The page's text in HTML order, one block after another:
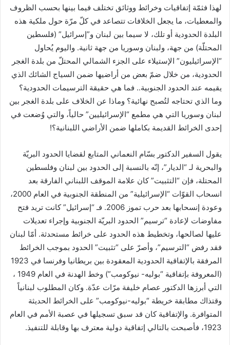
د
ا
ر
ن
ي
ا
لهذا فثمّة إتفاقيات وخرائط ووثائق تختلف فيما بينها بحسب الظروف
والمعطيات، ما يجعل الخلافات تتصاعد في كلّ مرّة حول ملكية هذه
البلدة الحدودية أو تلك، لا سيما بين لبنان و”إسرائيل” (فلسطين
المحتلّة) من جهة، ولبنان وسوريا من جهة ثانية. واليوم يُحاول
“الإسرائيليون” الإستيلاء على الجزء الشمالي المحتلّ من بلدة الغجر
الحدودية، من خلال ضمّ بعض من أراضيها ضمن السياج الشائك الذي
يقيمه عند الحدود الجنوبية.. فما هي حقيقة الترسيمات الحدودية؟
وما الذي تحتاجه لتُصبح نهائية؟ وماذا عن الخلاف على بلدة الغجر بين
لبنان وسوريا التي هي مطمع “الإسرائيليين” حالياً، والتي وُضعت في
إحدى الخرائط القديمة بكاملها ضمن الأراضي اللبنانية؟!
يقول السفير الدكتور بسّام النعماني المتابع لقضايا الحدود البريّة
والبحرية لـ “الديار”، إنّه بالنسبة إلى الحدود بين لبنان وفلسطين
المحتلة، فإن “التثبيت” كان علامة الموقف اللبناني الفارقة بعد
انسحاب القوّات “الإسرائيلية” من المنطقة الجنوبية في العام 2000،
وعودة إنسحابها بعد حرب تموز 2006. فـ “إسرائيل” كانت تريد فتح
مفاوضات لإعادة “ترسيم” الحدود البريّة الجنوبية وإجراء تعديلات
عليها لصالحها، وتخطيط هذه الحدود على خرائط مستحدثة. أمّا لبنان
فقد رفض “الترسيم”، وأصرّ على “تثبيت” الحدود بموجب الخرائط
المرفقة بالإتفاقية الحدودية المعقودة بين بريطانيا وفرنسا في 1923
(المعروفة بإتفاقية “بوليه- نيوكومب”) وخط الهدنة في العام 1949 ،
التي أبرزها الدكتور عصام خليفة مرّات عدّة. وكان المطلوب لبنانياً
وقتذاك مطابقة خريطة “بوليه-نيوكومب” على الخرائط الحديثة
المتوافرة. والإتفاقية كان قد سبق تسجيلها في عصبة الأمم في العام
1923، فأصبحت بالتالي إتفاقية دولية معترف بها وقابلة للتنفيذ.